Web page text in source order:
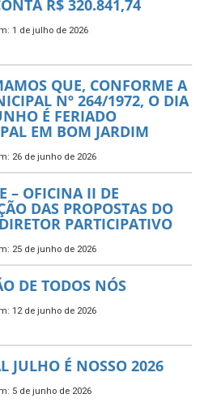
R$ 320.841,74
1 de julho de 2026
QUE, CONFORME A
Nº 264/1972, O DIA
É FERIADO
EM BOM JARDIM
26 de junho de 2026
– OFICINA II DE
DAS PROPOSTAS DO
PARTICIPATIVO
25 de junho de 2026
DE TODOS NÓS
12 de junho de 2026
JULHO É NOSSO 2026
5 de junho de 2026